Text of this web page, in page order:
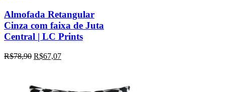
Almofada Retangular
Cinza com faixa de Juta
Central | LC Prints
R$78,90 R$67,07